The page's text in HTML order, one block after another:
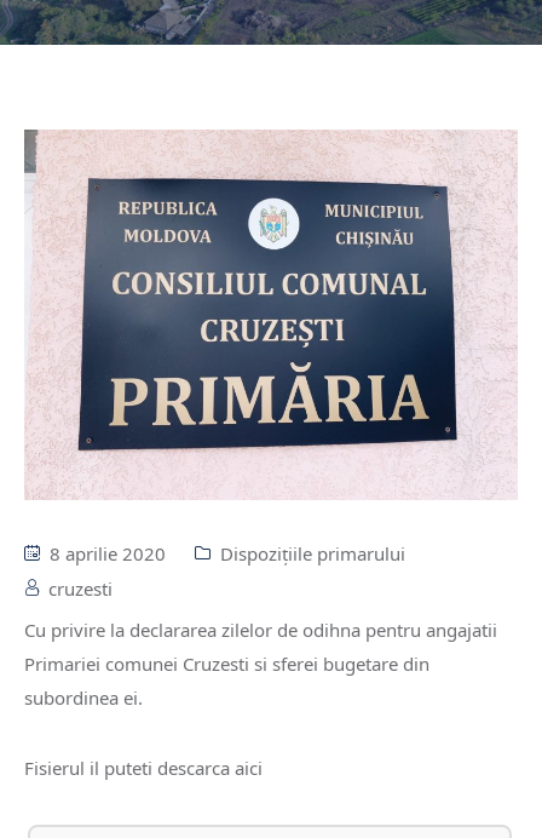
8 aprilie 2020
Dispozițiile primarului
cruzesti
Cu privire la declararea zilelor de odihna pentru angajatii
Primariei comunei Cruzesti si sferei bugetare din
subordinea ei.
Fisierul il puteti descarca aici